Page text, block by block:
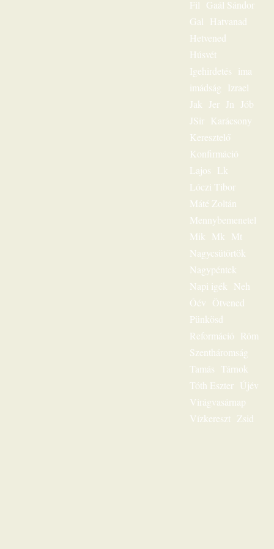
Fil Gaál Sándor
Gal Hatvanad
Hetvened
Húsvét
Igehirdetés
ima
imádság
Izrael
Jak
Jer Jn
Jób
JSir Karácsony
Keresztelő
Konfirmáció
Lajos Lk
Lóczi Tibor
Máté Zoltán
Mennybemenetel
Mik
Mk
Mt
Nagycsütörtök
Nagypéntek
Napi igék
Neh
Óév Ötvened
Pünkösd
Reformáció Róm
Szentháromság
Tamás Tárnok
Tóth Eszter Újév
Virágvasárnap
Vízkereszt Zsid